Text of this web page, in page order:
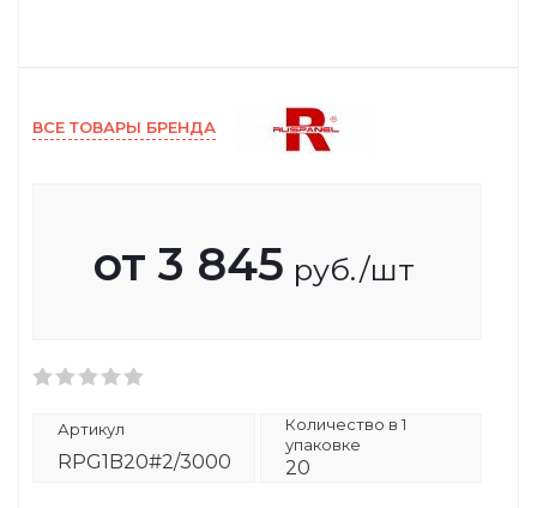
ВСЕ ТОВАРЫ БРЕНДА
от 3 845 руб./шт
Артикул
RPG1B20#2/3000
Количество в 1
упаковке
20